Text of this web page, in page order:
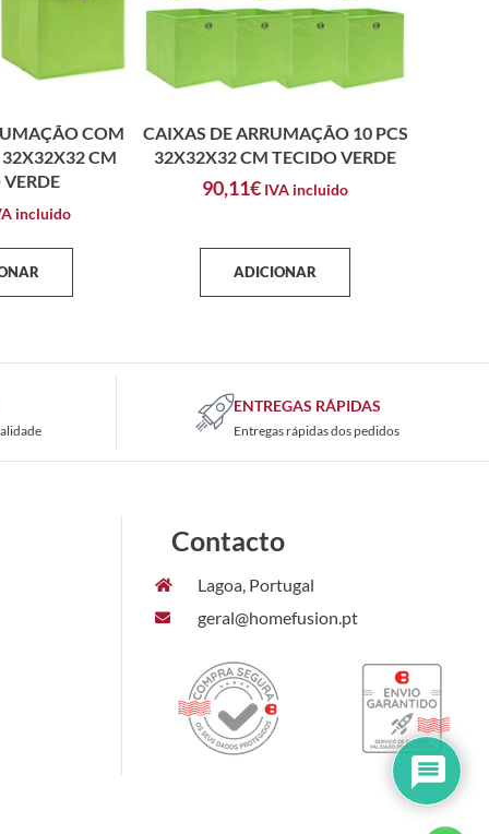
COM
32X32X32 CM
incluido
CAIXAS DE ARRUMAÇÃO 10 PCS
32X32X32 CM TECIDO VERDE
90,11€ IVA incluido
ADICIONAR
ENTREGAS RÁPIDAS
Entregas rápidas dos pedidos
Contacto
Lagoa, Portugal
geral@homefusion.pt